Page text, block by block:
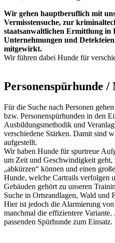
Wir gehen hauptberuflich mit
Vermisstensuche, zur
staatsanwaltlichen Ermittlung in
Unternehmungen und
mitgewirkt.
Wir führen dabei Hunde für
Personenspürhunde
Für die Suche nach Personen
bzw. Personenspürhunden in den
Ausbildungsmethodik und
verschiedene Stärken. Damit sind
aufgestellt.
Wir haben Hunde für spurtreue
um Zeit und Geschwindigkeit geht,
„abkürzen“ können und einen
Hunde, welche Cartrails verfolgen
Gebäuden gehört zu unseren
Suche in Ortsrandlagen, Wald und
Hier ist jedoch die Alarmierung von
manchmal die effizientere
passenden Spürhunde zum Einsatz.